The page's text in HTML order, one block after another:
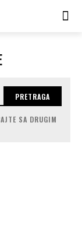
PRETRAGA
SA DRUGIM